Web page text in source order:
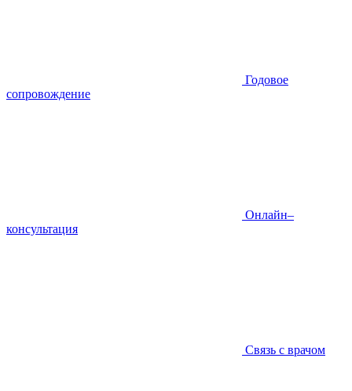
Годовое
сопровождение
Онлайн–
консультация
Связь с врачом